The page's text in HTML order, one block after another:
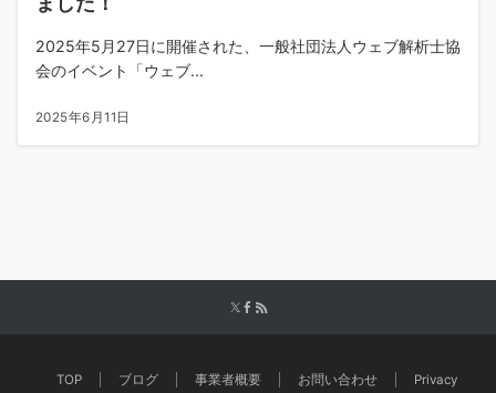
2025年5月27日に開催された、一般社団法人ウェブ解析士協
会のイベント「ウェブ...
2025年6月11日
TOP ブログ 事業者概要 お問い合わせ
Privacy